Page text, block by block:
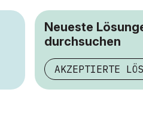
Neueste
durchsuchen
AKZEPTIERTE